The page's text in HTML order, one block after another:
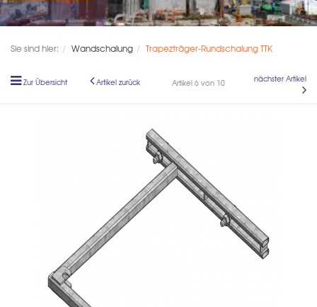
Sie sind hier: Wandschalung Trapezträger-Rundschalung TTK
Zur Übersicht Artikel zurück Artikel 6 von 10 nächster Artikel